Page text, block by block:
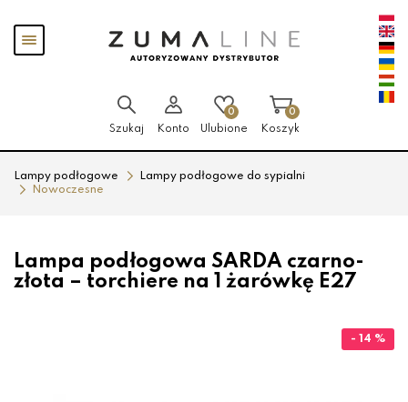
Pokaż
menu
Szukaj Konto
0
Ulubione
0
Koszyk
Lampy podłogowe
Lampy podłogowe do sypialni
Nowoczesne
Lampa podłogowa SARDA czarno-
złota – torchiere na 1 żarówkę E27
- 14 %